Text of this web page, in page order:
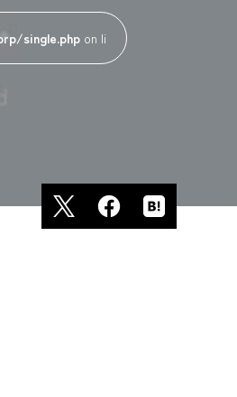
single.php on li